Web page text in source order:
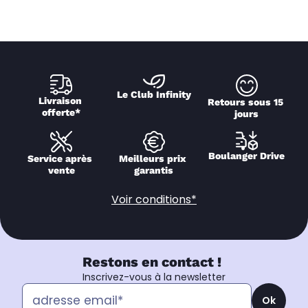
Livraison
offerte*
Le Club Infinity
Retours sous 15
jours
Service après
vente
Meilleurs prix
garantis
Boulanger Drive
Voir conditions*
Restons en contact !
Inscrivez-vous à la newsletter
Ok